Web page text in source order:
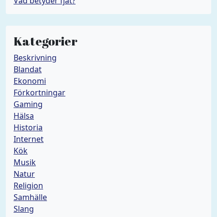
Kategorier
Beskrivning
Blandat
Ekonomi
Förkortningar
Gaming
Hälsa
Historia
Internet
Kök
Musik
Natur
Religion
Samhälle
Slang